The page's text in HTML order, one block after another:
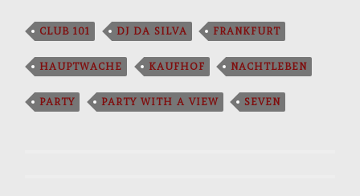
CLUB 101 DJ DA SILVA FRANKFURT
HAUPTWACHE KAUFHOF NACHTLEBEN
PARTY PARTY WITH A VIEW SEVEN